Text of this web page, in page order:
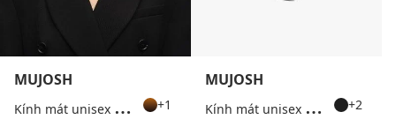
MUJOSH
K
ính mát unisex gọng mắt mèo +1
MUJOSH
K
ính mát unisex gọng vuông bản dày +2